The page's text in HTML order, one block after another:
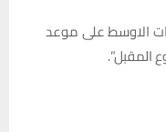
الاوسط على موعد
المقبل”.